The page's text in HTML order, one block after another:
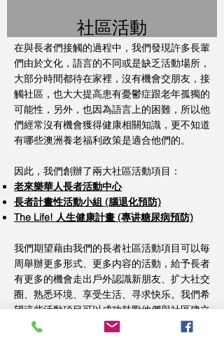
​社區活動
在與長者們接觸的過程中，我們發現許多長輩
們由於文化，語言的不同或是缺乏活動場所，
大部分時間都待在家裡，沒有機會交朋友，接
觸社區，也大大提高患有憂鬱症跟老年孤獨的
可能性，另外，也因為語言上的困難，所以他
們經常沒有機會獲得健康相關知識，更不知道
有哪些澳洲養老福利政策是適合他們的。
因此，我們創辦了兩大社區活動項目：
老來樂華人長者活動中心
長者計畫性活動小組 (腦退化預防)
The Life! 人生健康計畫 (專讲糖尿病預防)
我們期望藉由我們的長者社區活動項目可以毎
周舉辦更多形式、更多内容的活動，給予長者
有更多的機會走出戶外認識新朋友、扩大社交
圈、熟悉环境、享受生活、寻求快乐。我們希
望這些活動項目可以成功鼓勵他們與社區建立
更緊密的關係。